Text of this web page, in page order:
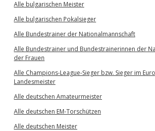
Alle bulgarischen Meister
Alle bulgarischen Pokalsieger
Alle Bundestrainer der Nationalmannschaft
Alle Bundestrainer und Bundestrainerinnen der
der Frauen
Alle Champions-League-Sieger bzw. Sieger im
Landesmeister
Alle deutschen Amateurmeister
Alle deutschen EM-Torschützen
Alle deutschen Meister